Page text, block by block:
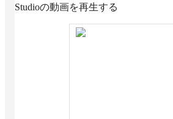
Studioの動画を再生する